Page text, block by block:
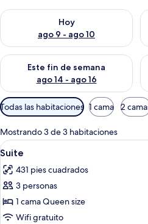
Hoy
ago 9 - ago 10
Consulta la disponibilidad para
Este fin de semana
ago 14 - ago 16
Consulta la disponibilidad para
Filtros
disponibles
para
las
habitaciones
Todas las habitaciones 1 cama 2
Mostrando 3 de 3 habitaciones
Abrir
todas
las
fotos
de
Suite
5
Suite
431 pies cuadrados
3 personas
1 cama Queen size
Wifi gratuito